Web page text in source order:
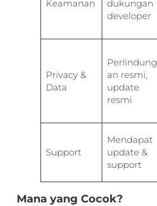
Keamanan
dukungan
developer
Privacy &
Data
Perlindung
an resmi,
update
resmi
Support
Mendapat
update &
support
Mana yang Cocok?